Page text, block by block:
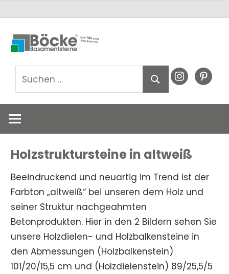
Inhalt
springen
Böcke
GmbH
Basamentsteine
Böcke
GmbH
Suchen
instagram
Holzstruktursteine in altweiß
Beeindruckend und neuartig im Trend ist der
Farbton „altweiß“ bei unseren dem Holz und
seiner Struktur nachgeahmten
Betonprodukten. Hier in den 2 Bildern sehen Sie
unsere Holzdielen- und Holzbalkensteine in
den Abmessungen (Holzbalkenstein)
101/20/15,5 cm und (Holzdielenstein) 89/25,5/5